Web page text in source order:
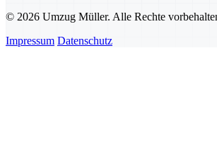
© 2026 Umzug Müller. Alle Rechte
Impressum Datenschutz